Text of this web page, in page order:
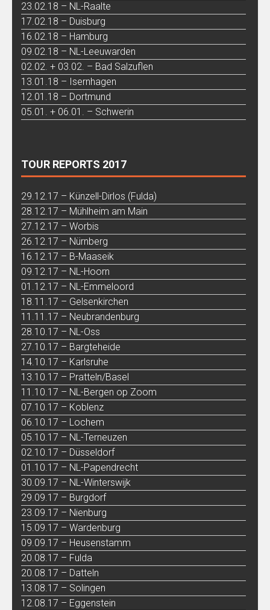
23.02.18 – NL-Raalte
17.02.18 – Duisburg
16.02.18 – Hamburg
09.02.18 – NL-Leeuwarden
02.02. + 03.02. – Bad Salzuflen
13.01.18 – Isernhagen
12.01.18 – Dortmund
05.01. + 06.01. – Schwerin
TOUR REPORTS 2017
29.12.17 – Künzell-Dirlos (Fulda)
28.12.17 – Mühlheim am Main
27.12.17 – Worbis
26.12.17 – Nürnberg
16.12.17 – B-Maaseik
09.12.17 – NL-Hoorn
01.12.17 – NL-Emmeloord
18.11.17 – Gelsenkirchen
11.11.17 – Neubrandenburg
28.10.17 – NL-Oss
27.10.17 – Bargteheide
14.10.17 – Karlsruhe
13.10.17 – Pratteln/Basel
11.10.17 – NL-Bergen op Zoom
07.10.17 – Koblenz
06.10.17 – Lochem
05.10.17 – NL-Terneuzen
02.10.17 – Düsseldorf
01.10.17 – NL-Papendrecht
30.09.17 – NL-Winterswijk
29.09.17 – Burgdorf
23.09.17 – Nienburg
15.09.17 – Wardenburg
09.09.17 – Heusenstamm
20.08.17 – Fulda
20.08.17 – Datteln
13.08.17 – Solingen
12.08.17 – Eggenstein